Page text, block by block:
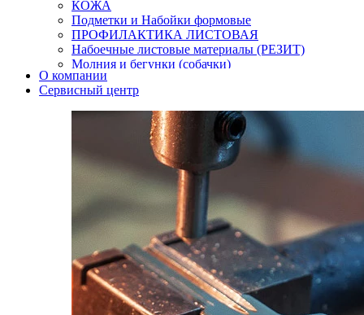
КОЖА
Подметки и Набойки формовые
ПРОФИЛАКТИКА ЛИСТОВАЯ
Набоечные листовые материалы (РЕЗИТ)
Молния и бегунки (собачки)
Нитки,иглы-шило,крючки.
Уход и косметика для обуви
Кнопки (магнитые,кобурные)
Пряжки для ремня
О компании
Сервисный центр